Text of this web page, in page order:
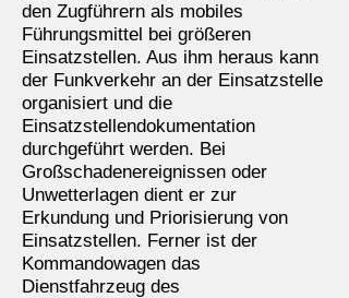
den Zugführern als mobiles
Führungsmittel bei größeren
Einsatzstellen. Aus ihm heraus kann
der Funkverkehr an der Einsatzstelle
organisiert und die
Einsatzstellendokumentation
durchgeführt werden. Bei
Großschadenereignissen oder
Unwetterlagen dient er zur
Erkundung und Priorisierung von
Einsatzstellen. Ferner ist der
Kommandowagen das
Dienstfahrzeug des